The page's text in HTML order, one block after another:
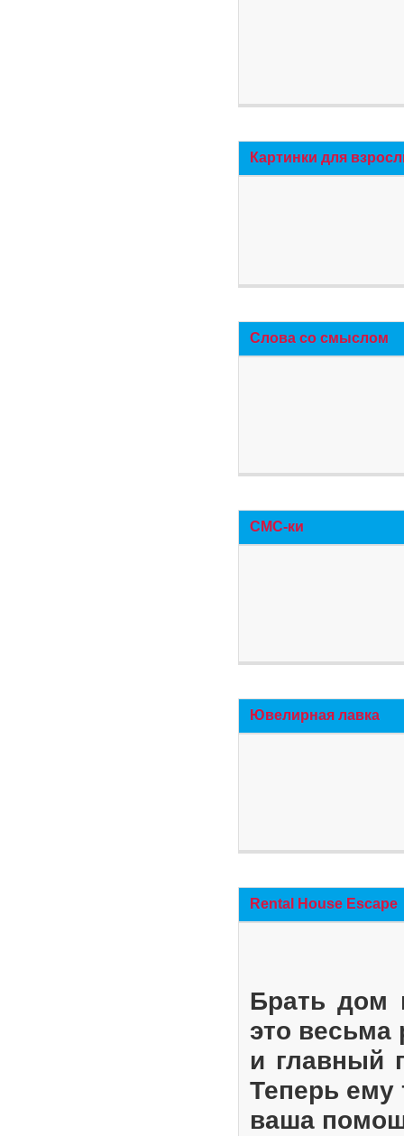
Картинки для
Слова со смыслом
СМС-ки
Ювелирная лавка
Rental House Escape
Брать дом
это весьма
и главный
Теперь ему
ваша